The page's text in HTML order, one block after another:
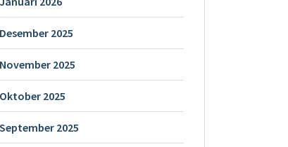
Desember 2025
November 2025
Oktober 2025
September 2025